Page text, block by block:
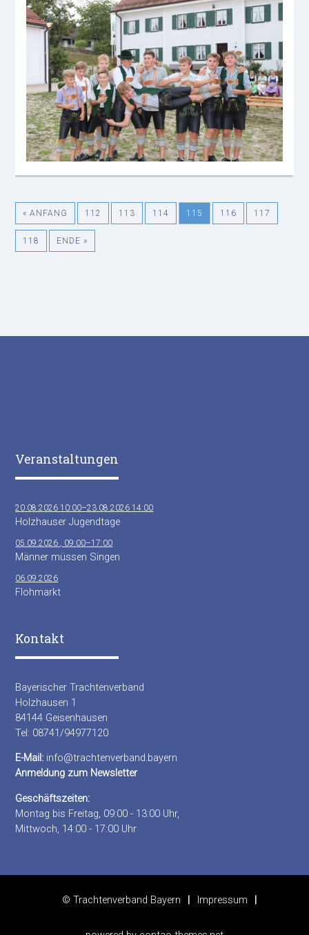
« ANFANG 112 113 114 115 116 117
118 ENDE »
Veranstaltungen
20.08.2026 10:00–23.08.2026 14:00
Holzhauser Jugendtage
05.09.2026 , 09:00–17:00
Männer müssen Singen
06.09.2026
Flohmarkt
Kontakt
Bayerischer Trachtenverband
Holzhausen 1
84144 Geisenhausen
Tel: 08741/94977120
E-Mail: info@trachtenverband.bayern
Anmeldung zum Newsletter
Geschäftszeiten:
Montag bis Freitag, 09:00 - 13:00 Uhr,
Mittwoch, 14:00 - 17:00 Uhr
© Trachtenverband Bayern Impressum